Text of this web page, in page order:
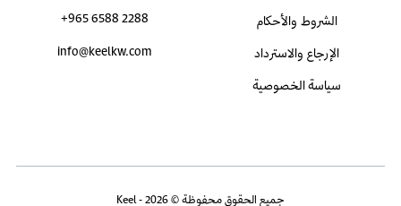
الشروط والأحكام
الإرجاع والاسترداد
سياسة الخصوصية
+965 6588 2288
info@keelkw.com
جميع الحقوق محفوظة © 2026 - Keel